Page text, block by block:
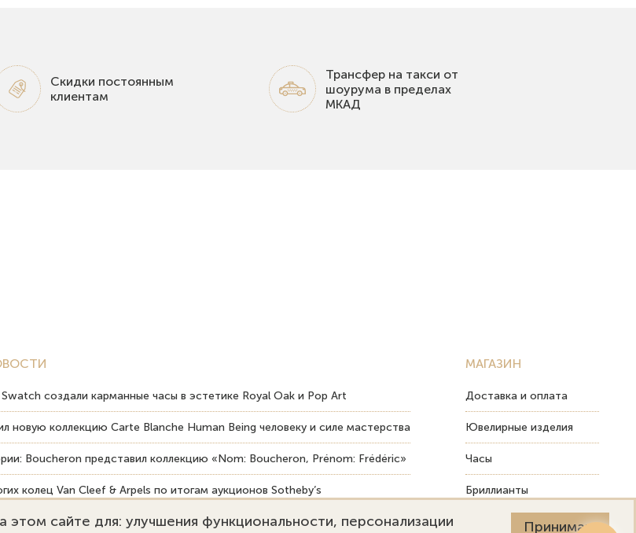
Скидки постоянным
клиентам
Трансфер на такси от
шоурума в пределах
МКАД
создали карманные часы в эстетике Royal Oak и Pop Art
новую коллекцию Carte Blanche Human Being человеку и силе мастерства
Boucheron представил коллекцию «Nom: Boucheron, Prénom: Frédéric»
колец Van Cleef & Arpels по итогам аукционов Sotheby’s
камней влияет на долговечность ювелирных изделий
МАГАЗИН
Доставка и оплата
Ювелирные изделия
Часы
Бриллианты
Пост-продажный сервис
сайте для: улучшения функциональности, персонализации
Принимаю